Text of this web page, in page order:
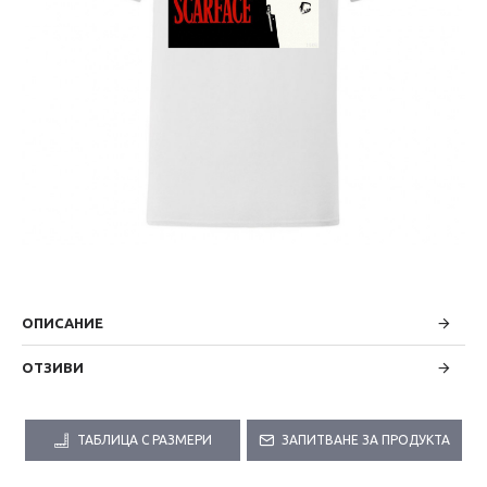
ОПИСАНИЕ
ОТЗИВИ
ТАБЛИЦА С РАЗМЕРИ ЗАПИТВАНЕ ЗА ПРОДУКТА